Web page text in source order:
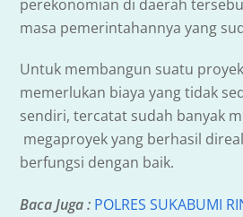
perekonomian di daerah
masa pemerintahannya yang
Untuk membangun suatu
memerlukan biaya yang tidak
sendiri, tercatat sudah banyak
megaproyek yang berhasil
berfungsi dengan baik.
Baca Juga : POLRES SUKABUMI